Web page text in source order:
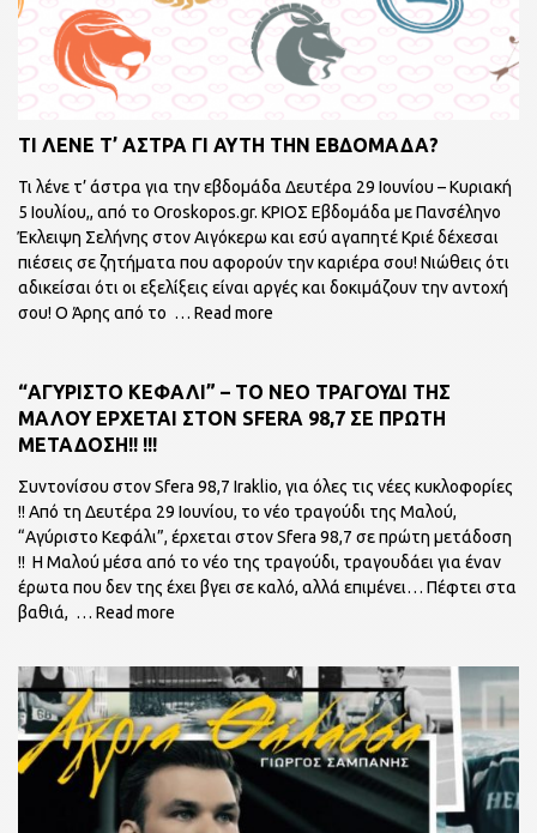
ΤΙ ΛΕΝΕ Τ’ ΑΣΤΡΑ ΓΙ ΑΥΤΗ ΤΗΝ ΕΒΔΟΜΑΔΑ?
Τι λένε τ’ άστρα για την εβδομάδα Δευτέρα 29 Ιουνίου – Κυριακή
5 Ιουλίου,, από το Oroskopos.gr. ΚΡΙΟΣ Εβδομάδα με Πανσέληνο
Έκλειψη Σελήνης στον Αιγόκερω και εσύ αγαπητέ Κριέ δέχεσαι
πιέσεις σε ζητήματα που αφορούν την καριέρα σου! Νιώθεις ότι
αδικείσαι ότι οι εξελίξεις είναι αργές και δοκιμάζουν την αντοχή
σου! Ο Άρης από το … Read more
“ΑΓΥΡΙΣΤΟ ΚΕΦΑΛΙ” – ΤΟ ΝΕΟ ΤΡΑΓΟΥΔΙ ΤΗΣ
ΜΑΛΟΥ ΕΡΧΕΤΑΙ ΣΤΟΝ SFERA 98,7 ΣΕ ΠΡΩΤΗ
ΜΕΤΑΔΟΣΗ!! !!!
Συντονίσου στον Sfera 98,7 Iraklio, για όλες τις νέες κυκλοφορίες
!! Από τη Δευτέρα 29 Ιουνίου, το νέο τραγούδι της Μαλού,
“Αγύριστο Κεφάλι”, έρχεται στον Sfera 98,7 σε πρώτη μετάδοση
!! Η Μαλού μέσα από το νέο της τραγούδι, τραγουδάει για έναν
έρωτα που δεν της έχει βγει σε καλό, αλλά επιμένει… Πέφτει στα
βαθιά, … Read more